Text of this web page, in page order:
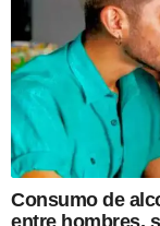
Consumo de